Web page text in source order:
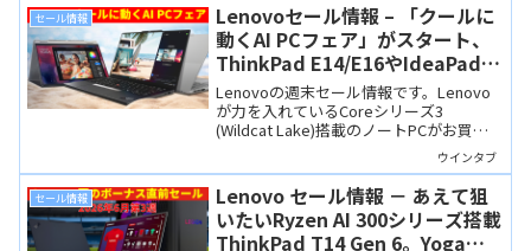
セール情報
Lenovoセール情報 – 「クールに
動くAI PCフェア」がスタート、
ThinkPad E14/E16やIdeaPad注
目モデルがお買い得に
Lenovoの週末セール情報です。Lenovo
が力を入れているCoreシリーズ3
(Wildcat Lake)搭載のノートPCがお買い
得に。15万円台から買えるThinkPad
E14/E16 IWLは、すっかり高くなってしま
ったThinkPadシリーズのオアシスか？
ウインタブ
セール情報
Lenovo セール情報 － あえて狙
いたいRyzen AI 300シリーズ搭載
ThinkPad T14 Gen 6。Yoga